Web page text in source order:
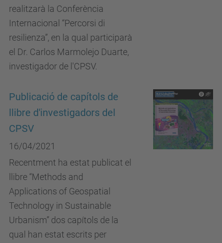
realitzarà la Conferència
Internacional “Percorsi di
resilienza”, en la qual participarà
el Dr. Carlos Marmolejo Duarte,
investigador de l'CPSV.
Publicació de capítols de
llibre d'investigadors del
CPSV
16/04/2021
Recentment ha estat publicat el
llibre “Methods and
Applications of Geospatial
Technology in Sustainable
Urbanism” dos capítols de la
qual han estat escrits per